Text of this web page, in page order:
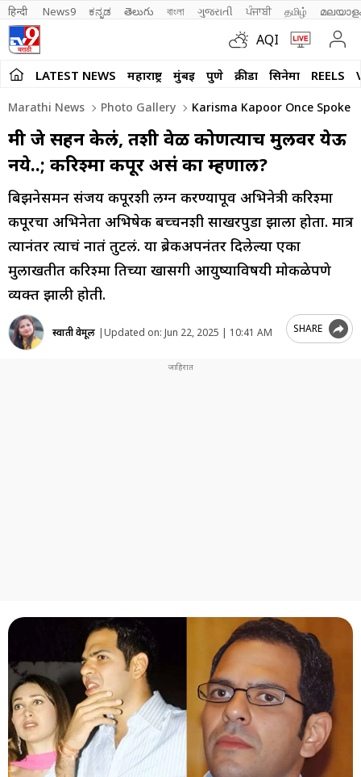
हिन्दी News9 ಕನ್ನಡ తెలుగు বাংলা ગુજરાતી ਪੰਜਾਬੀ தமிழ்
AQI
LATEST NEWS महाराष्ट्र मुंबई पुणे क्रीडा सिनेमा REELS
Marathi News Photo Gallery Karisma Kapoor Once Spoke
मी जे सहन केलं, तशी वेळ कोणत्याच मुलीवर येऊ
नये..; करिश्मा कपूर असं का म्हणाली?
बिझनेसमन संजय कपूरशी लग्न करण्यापूर्वी अभिनेत्री करिश्मा
कपूरचा अभिनेता अभिषेक बच्चनशी साखरपुडा झाला होता. मात्र
त्यानंतर त्याचं नातं तुटलं. या ब्रेकअपनंतर दिलेल्या एका
मुलाखतीत करिश्मा तिच्या खासगी आयुष्याविषयी मोकळेपणे
व्यक्त झाली होती.
स्वाती वेमूल |Updated on: Jun 22, 2025 | 10:41 AM SHARE